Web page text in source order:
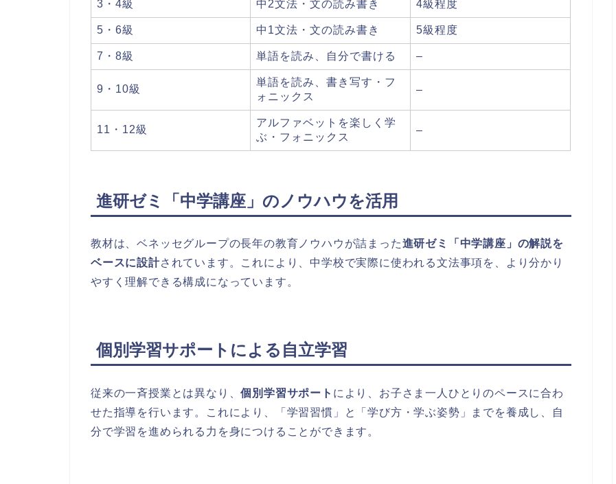
3・4級 中2文法・文の読み書き 4級程度
5・6級 中1文法・文の読み書き 5級程度
7・8級 単語を読み、自分で書ける –
9・10級
単語を読み、書き写す・フ
ォニックス
–
11・12級
アルファベットを楽しく学
ぶ・フォニックス
–
進研ゼミ「中学講座」のノウハウを活用
教材は、ベネッセグループの長年の教育ノウハウが詰まった進研ゼミ「中学講座」の解説を
ベースに設計されています。これにより、中学校で実際に使われる文法事項を、より分かり
やすく理解できる構成になっています。
個別学習サポートによる自立学習
従来の一斉授業とは異なり、個別学習サポート により、お子さま一人ひとりのペースに合わ
せた指導を行います。これにより、「学習習慣」と「学び方・学ぶ姿勢」までを養成し、自
分で学習を進められる力を身につけることができます。